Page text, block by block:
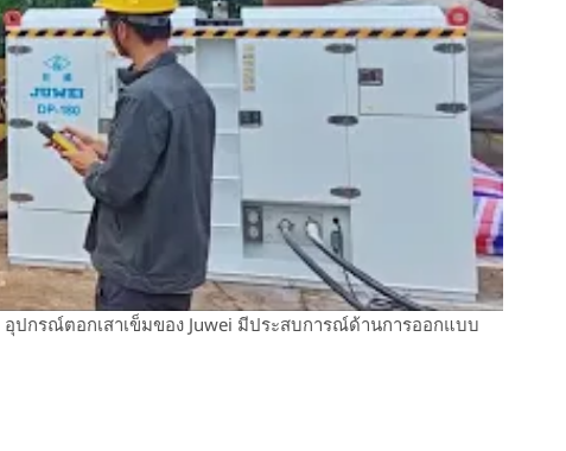
อุปกรณ์ตอกเสาเข็มของ Juwei มีประสบการณ์ด้านการออกแบบ